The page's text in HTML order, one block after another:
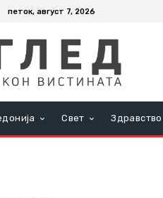
петок, август 7, 2026
Свет Здравство